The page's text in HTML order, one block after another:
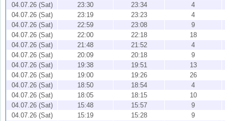
04.07.26 (Sat)
23:30 23:34
4
04.07.26 (Sat)
23:19 23:23
4
04.07.26 (Sat)
22:59 23:08
9
04.07.26 (Sat)
22:00 22:18
18
04.07.26 (Sat)
21:48 21:52
4
04.07.26 (Sat)
20:09 20:18
9
04.07.26 (Sat)
19:38 19:51
13
04.07.26 (Sat)
19:00 19:26
26
04.07.26 (Sat)
18:50 18:54
4
04.07.26 (Sat)
18:05 18:15
10
04.07.26 (Sat)
15:48 15:57
9
04.07.26 (Sat)
15:19 15:28 9